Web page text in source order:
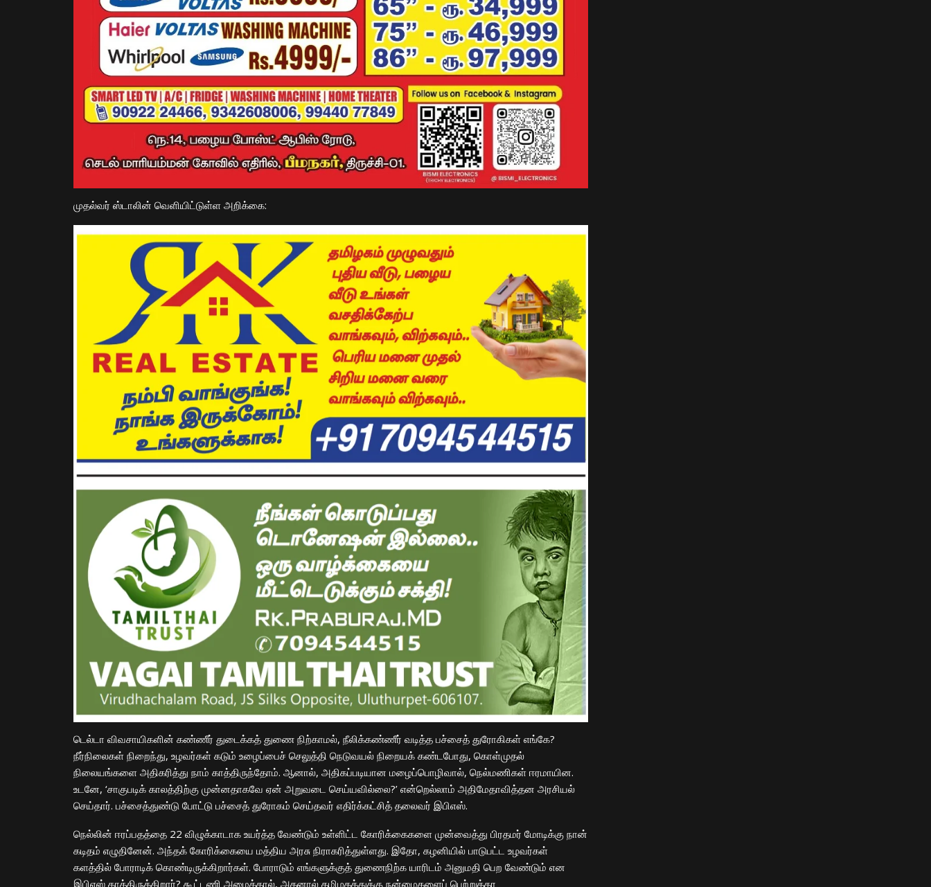
முதல்வர் ஸ்டாலின் வெளியிட்டுள்ள அறிக்கை:
டெல்டா விவசாயிகளின் கண்ணீர் துடைக்கத் துணை நிற்காமல், நீலிக்கண்ணீர் வடித்த பச்சைத் துரோகிகள் எங்கே?
நீர்நிலைகள் நிறைந்து, உழவர்கள் கடும் உழைப்பைச் செலுத்தி நெடுவயல் நிறையக் கண்டபோது, கொள்முதல்
நிலையங்களை அதிகரித்து நாம் காத்திருந்தோம். ஆனால், அதிகப்படியான மழைப்பொழிவால், நெல்மணிகள் ஈரமாயின.
உடனே, ‘சாகுபடிக் காலத்திற்கு முன்னதாகவே ஏன் அறுவடை செய்யவில்லை?’ என்றெல்லாம் அதிமேதாவித்தன அரசியல்
செய்தார். பச்சைத்துண்டு போட்டு பச்சைத் துரோகம் செய்தவர் எதிர்க்கட்சித் தலைவர் இபிஎஸ்.
நெல்லின் ஈரப்பதத்தை 22 விழுக்காடாக உயர்த்த வேண்டும் உள்ளிட்ட கோரிக்கைகளை முன்வைத்து பிரதமர் மோடிக்கு நான்
கடிதம் எழுதினேன். அந்தக் கோரிக்கையை மத்திய அரசு நிராகரித்துள்ளது. இதோ, கழனியில் பாடுபட்ட உழவர்கள்
களத்தில் போராடிக் கொண்டிருக்கிறார்கள். போராடும் எங்களுக்குத் துணைநிற்க யாரிடம் அனுமதி பெற வேண்டும் என
இபிஎஸ் காத்திருக்கிறார்? கூட்டணி அமைத்தால், அதனால் தமிழகத்துக்கு நன்மைகளைப் பெற்றுத்தர